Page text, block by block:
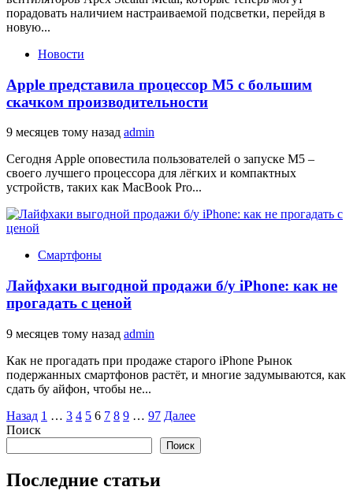
порадовать наличием настраиваемой подсветки, перейдя в
новую...
Новости
Apple представила процессор M5 с большим
скачком производительности
9 месяцев тому назад admin
Сегодня Apple оповестила пользователей о запуске M5 –
своего лучшего процессора для лёгких и компактных
устройств, таких как MacBook Pro...
Смартфоны
Лайфхаки выгодной продажи б/у iPhone: как не
прогадать с ценой
9 месяцев тому назад admin
Как не прогадать при продаже старого iPhone Рынок
подержанных смартфонов растёт, и многие задумываются, как
сдать бу айфон, чтобы не...
Пагинация
записей
Назад 1 … 3 4 5 6 7 8 9 … 97 Далее
Поиск
Поиск
Последние статьи